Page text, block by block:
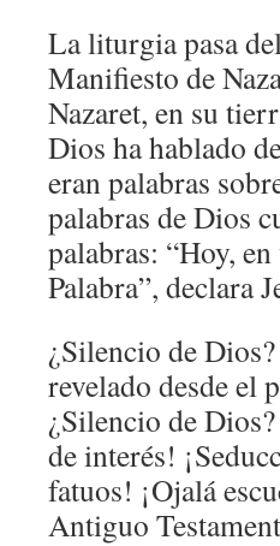
La liturgia pasa
Manifiesto de
Nazaret, en su
Dios ha hablado
eran palabras
palabras de Dios
palabras: “Hoy,
Palabra”, declara
¿Silencio de
revelado desde el
¿Silencio de
de interés!
fatuos! ¡Ojalá
Antiguo